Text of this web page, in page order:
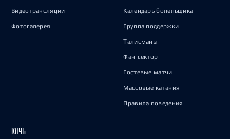
Видеотрансляции
Фотогалерея
Календарь болельщика
Группа поддержки
Талисманы
Фан-сектор
Гостевые матчи
Массовые катания
Правила поведения
КЛУБ